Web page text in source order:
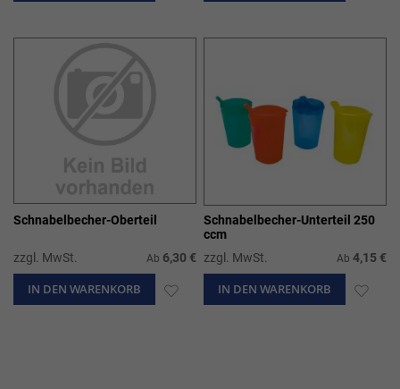
Schnabelbecher-Oberteil
zzgl. MwSt. Ab 6,30 €
IN DEN WARENKORB ZUR
Schnabelbecher-Unterteil 250
ccm
zzgl. MwSt.
Ab 4,15 €
IN DEN WARENKORB ZUR